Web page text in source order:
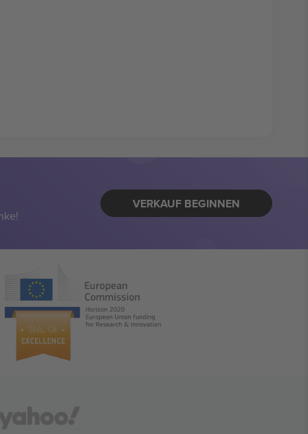
VERKAUF BEGINNEN